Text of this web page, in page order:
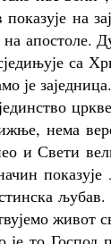
на
апостоле.
са
је
нема
и Свети
живот